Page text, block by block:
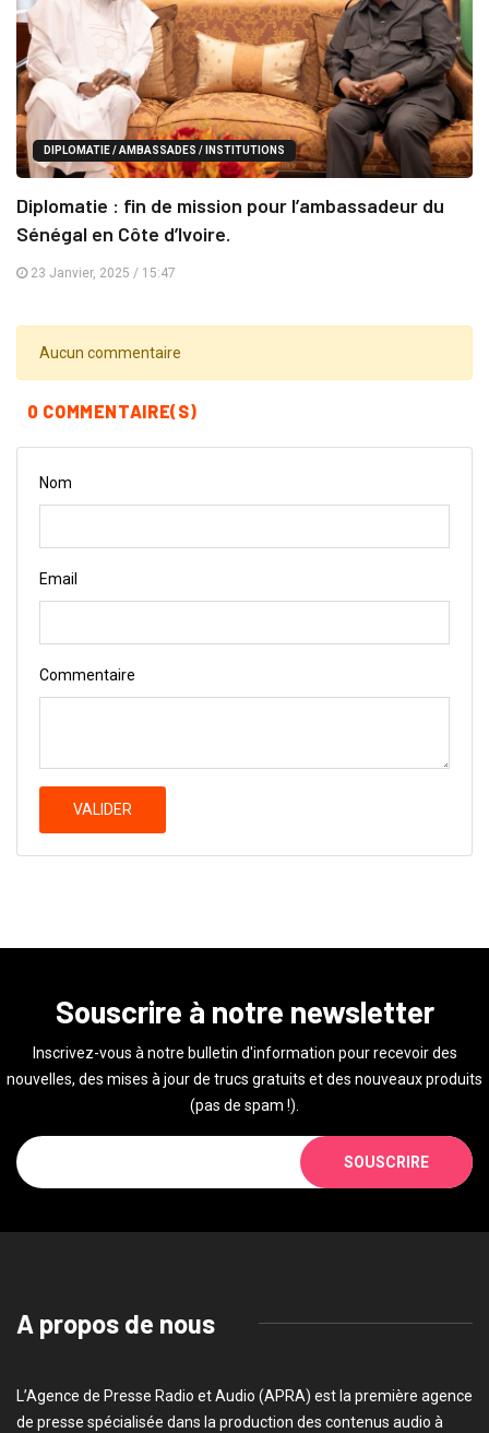
DIPLOMATIE / AMBASSADES / INSTITUTIONS
Diplomatie : fin de mission pour l’ambassadeur du
Sénégal en Côte d’Ivoire.
23 Janvier, 2025 / 15:47
Aucun commentaire
0 COMMENTAIRE(S)
Nom
Email
Commentaire
VALIDER
Souscrire à notre newsletter
Inscrivez-vous à notre bulletin d'information pour recevoir des
nouvelles, des mises à jour de trucs gratuits et des nouveaux produits
(pas de spam !).
SOUSCRIRE
A propos de nous
L’Agence de Presse Radio et Audio (APRA) est la première agence
de presse spécialisée dans la production des contenus audio à